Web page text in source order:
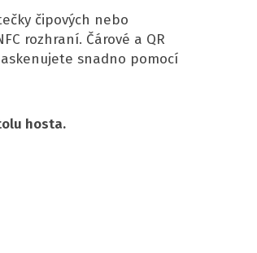
čipových nebo
rozhraní. Čárové a QR
snadno pomocí
hosta.